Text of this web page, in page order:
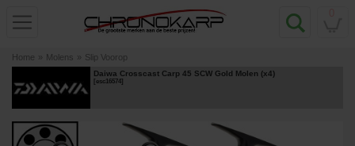
Home » Molens » Slip Voorop
Daiwa Crosscast Carp 45 SCW Gold Molen (x4)
[esc16574]